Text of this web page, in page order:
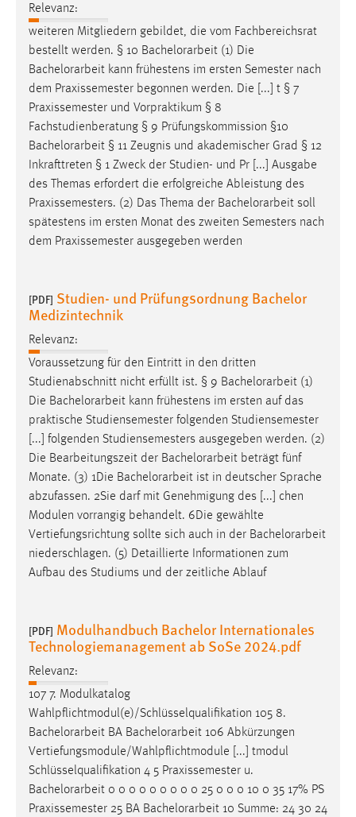
Relevanz:
weiteren Mitgliedern gebildet, die vom Fachbereichsrat
bestellt werden. § 10 Bachelorarbeit (1) Die
Bachelorarbeit kann frühestens im ersten Semester nach
dem Praxissemester begonnen werden. Die [...] t § 7
Praxissemester und Vorpraktikum § 8
Fachstudienberatung § 9 Prüfungskommission §10
Bachelorarbeit § 11 Zeugnis und akademischer Grad § 12
Inkrafttreten § 1 Zweck der Studien- und Pr [...] Ausgabe
des Themas erfordert die erfolgreiche Ableistung des
Praxissemesters. (2) Das Thema der Bachelorarbeit soll
spätestens im ersten Monat des zweiten Semesters nach
dem Praxissemester ausgegeben werden
[PDF] Studien- und Prüfungsordnung Bachelor
Medizintechnik
Relevanz:
Voraussetzung für den Eintritt in den dritten
Studienabschnitt nicht erfüllt ist. § 9 Bachelorarbeit (1)
Die Bachelorarbeit kann frühestens im ersten auf das
praktische Studiensemester folgenden Studiensemester
[...] folgenden Studiensemesters ausgegeben werden. (2)
Die Bearbeitungszeit der Bachelorarbeit beträgt fünf
Monate. (3) 1Die Bachelorarbeit ist in deutscher Sprache
abzufassen. 2Sie darf mit Genehmigung des [...] chen
Modulen vorrangig behandelt. 6Die gewählte
Vertiefungsrichtung sollte sich auch in der Bachelorarbeit
niederschlagen. (5) Detaillierte Informationen zum
Aufbau des Studiums und der zeitliche Ablauf
[PDF] Modulhandbuch Bachelor Internationales
Technologiemanagement ab SoSe 2024.pdf
Relevanz:
107 7. Modulkatalog
Wahlpflichtmodul(e)/Schlüsselqualifikation 105 8.
Bachelorarbeit BA Bachelorarbeit 106 Abkürzungen
Vertiefungsmodule/Wahlpflichtmodule [...] tmodul
Schlüsselqualifikation 4 5 Praxissemester u.
Bachelorarbeit 0 0 0 0 0 0 0 0 0 25 0 0 0 10 0 35 17% PS
Praxissemester 25 BA Bachelorarbeit 10 Summe: 24 30 24